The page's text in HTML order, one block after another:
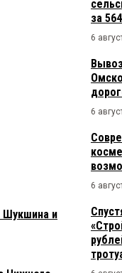
Шукшина и
за
6
6
6